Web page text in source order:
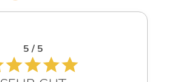
5 / 5